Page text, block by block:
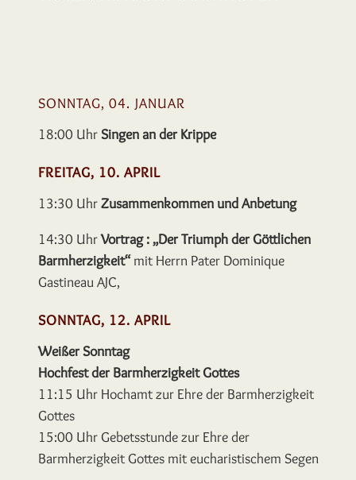
SONNTAG, 04. JANUAR
18:00 Uhr Singen an der Krippe
FREITAG, 10. APRIL
13:30 UhrZusammenkommen und Anbetung
14:30 UhrVortrag : „Der Triumph der Göttlichen
Barmherzigkeit“mit Herrn Pater Dominique
Gastineau AJC,
SONNTAG, 12. APRIL
Weißer Sonntag
Hochfest der Barmherzigkeit Gottes
11:15 Uhr Hochamt zur Ehre der Barmherzigkeit
Gottes
15:00 Uhr Gebetsstunde zur Ehre der
Barmherzigkeit Gottes mit eucharistischem Segen